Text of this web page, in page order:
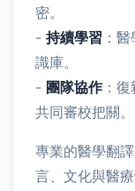
密。
- 持續學習 ：
識庫。
- 團隊協作：復
共同審校把關。
專業的醫學翻
言、文化與醫